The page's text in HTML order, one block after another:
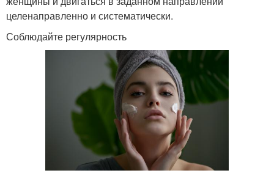
целенаправленно и систематически.
Соблюдайте регулярность